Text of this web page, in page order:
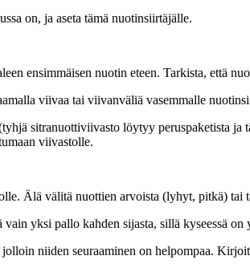
on, ja aseta tämä nuotinsiirtäjälle.
ensimmäisen nuotin eteen. Tarkista, että
viivaa tai viivanväliä vasemmalle
sitranuottiviivasto löytyy peruspaketista ja
viivastolle.
Älä välitä nuottien arvoista (lyhyt, pitkä) tai
yksi pallo kahden sijasta, sillä kyseessä on
niiden seuraaminen on helpompaa.